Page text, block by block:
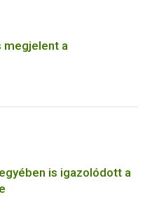
megjelent a
is igazolódott a